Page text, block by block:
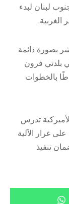
لبنان لبدء
الغربية.
بصورة دائمة
بلدتي فرون
بالخطوات
تدرس
غرار الآلية
تنفيذ